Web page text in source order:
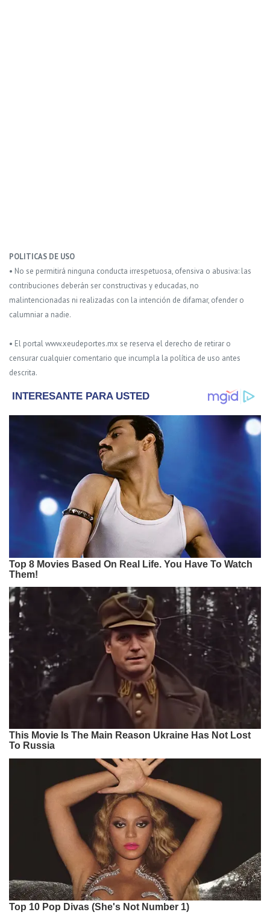
POLITICAS DE USO
• No se permitirá ninguna conducta irrespetuosa, ofensiva o abusiva: las
contribuciones deberán ser constructivas y educadas, no
malintencionadas ni realizadas con la intención de difamar, ofender o
calumniar a nadie.
• El portal www.xeudeportes.mx se reserva el derecho de retirar o
censurar cualquier comentario que incumpla la política de uso antes
descrita.